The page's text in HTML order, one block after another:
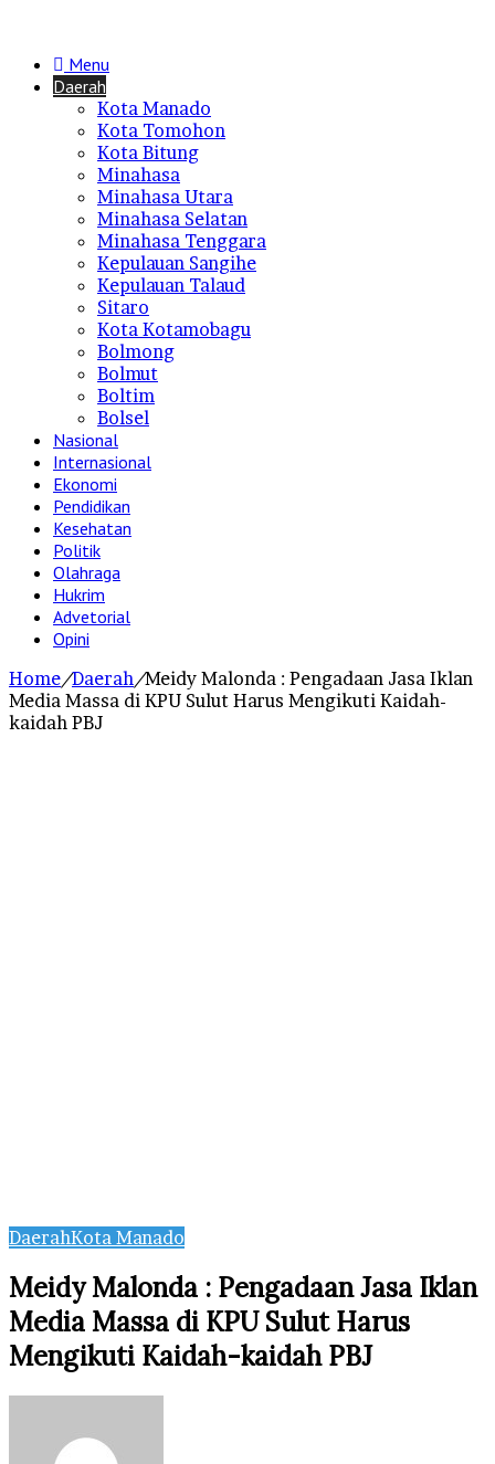
Menu
Daerah
Kota Manado
Kota Tomohon
Kota Bitung
Minahasa
Minahasa Utara
Minahasa Selatan
Minahasa Tenggara
Kepulauan Sangihe
Kepulauan Talaud
Sitaro
Kota Kotamobagu
Bolmong
Bolmut
Boltim
Bolsel
Nasional
Internasional
Ekonomi
Pendidikan
Kesehatan
Politik
Olahraga
Hukrim
Advetorial
Opini
Home/Daerah/Meidy Malonda : Pengadaan Jasa Iklan
Media Massa di KPU Sulut Harus Mengikuti Kaidah-
kaidah PBJ
DaerahKota Manado
Meidy Malonda : Pengadaan Jasa Iklan
Media Massa di KPU Sulut Harus
Mengikuti Kaidah-kaidah PBJ